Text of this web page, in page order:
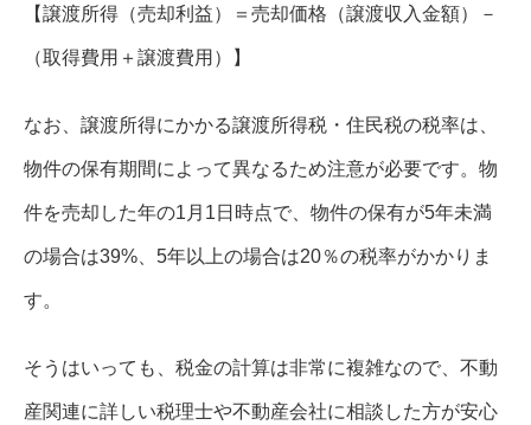
【譲渡所得（売却利益）＝売却価格（譲渡収入金額）－
（取得費用＋譲渡費用）】
なお、譲渡所得にかかる譲渡所得税・住民税の税率は、
物件の保有期間によって異なるため注意が必要です。物
件を売却した年の1月1日時点で、物件の保有が5年未満
の場合は39%、5年以上の場合は20％の税率がかかりま
す。
そうはいっても、税金の計算は非常に複雑なので、不動
産関連に詳しい税理士や不動産会社に相談した方が安心